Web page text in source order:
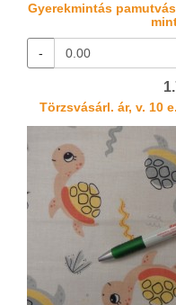
Gyerekmintás
-
Törzsvásárl. ár, v. 10